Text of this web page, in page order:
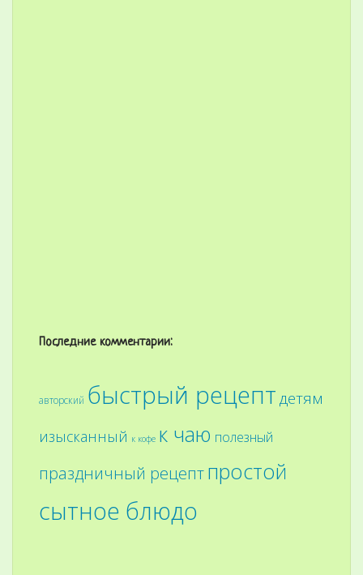
Последние комментарии:
авторский быстрый рецепт детям
изысканный к кофе к чаю полезный
праздничный рецептпростой
сытное блюдо